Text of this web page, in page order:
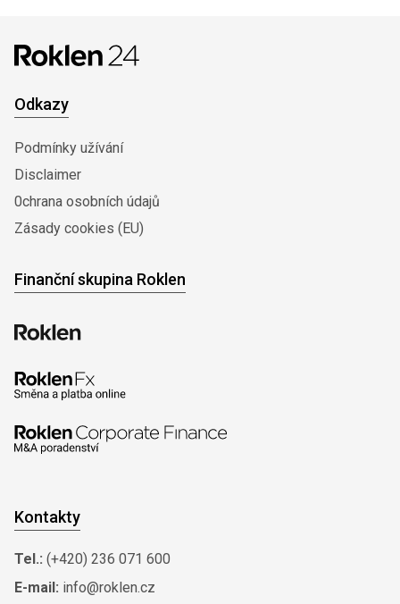
Odkazy
Podmínky užívání
Disclaimer
0chrana osobních údajů
Zásady cookies (EU)
Finanční skupina Roklen
Kontakty
Tel.: (+420) 236 071 600
E-mail: info@roklen.cz